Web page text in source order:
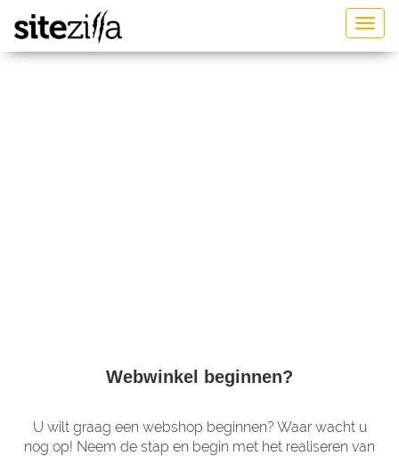
Webwinkel beginnen?
U wilt graag een webshop beginnen? Waar wacht u
nog op! Neem de stap en begin met het realiseren van